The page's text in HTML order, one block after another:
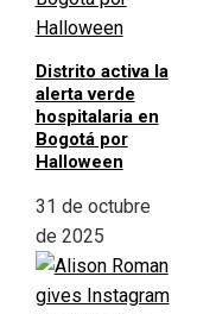
Distrito activa la
alerta verde
hospitalaria en
Bogotá por
Halloween
31 de octubre
de 2025